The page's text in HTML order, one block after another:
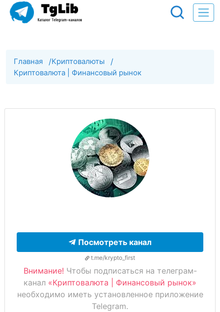
Главная /Криптовалюты /
Криптовалюта | Финансовый рынок
Посмотреть канал
t.me/krypto_first
Внимание! Чтобы подписаться на телеграм-
канал «Криптовалюта | Финансовый рынок»
необходимо иметь установленное приложение
Telegram.